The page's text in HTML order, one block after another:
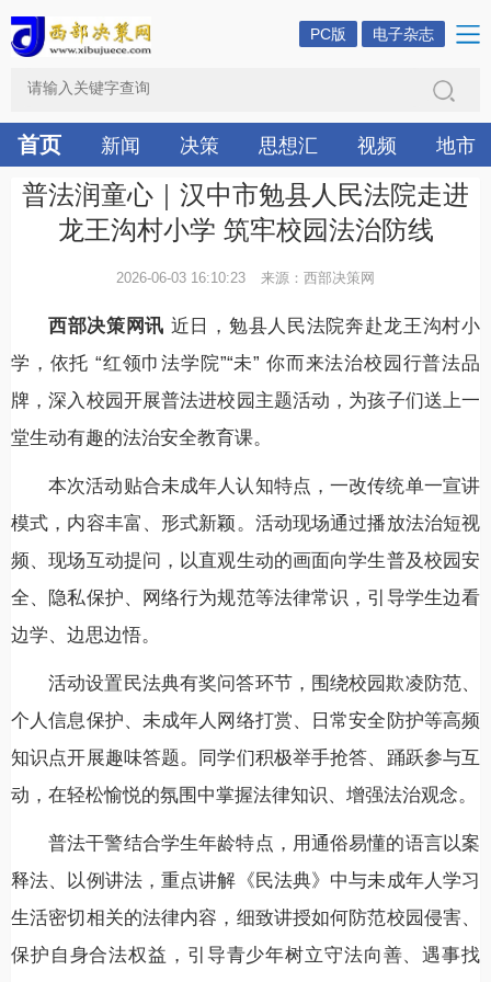
PC版 电子杂志
首页 新闻 决策 思想汇 视频 地市
普法润童心｜汉中市勉县人民法院走进
龙王沟村小学 筑牢校园法治防线
2026-06-03 16:10:23 来源：西部决策网
西部决策网讯 近日，勉县人民法院奔赴龙王沟村小
学，依托 “红领巾法学院”“未” 你而来法治校园行普法品
牌，深入校园开展普法进校园主题活动，为孩子们送上一
堂生动有趣的法治安全教育课。
本次活动贴合未成年人认知特点，一改传统单一宣讲
模式，内容丰富、形式新颖。活动现场通过播放法治短视
频、现场互动提问，以直观生动的画面向学生普及校园安
全、隐私保护、网络行为规范等法律常识，引导学生边看
边学、边思边悟。
活动设置民法典有奖问答环节，围绕校园欺凌防范、
个人信息保护、未成年人网络打赏、日常安全防护等高频
知识点开展趣味答题。同学们积极举手抢答、踊跃参与互
动，在轻松愉悦的氛围中掌握法律知识、增强法治观念。
普法干警结合学生年龄特点，用通俗易懂的语言以案
释法、以例讲法，重点讲解《民法典》中与未成年人学习
生活密切相关的法律内容，细致讲授如何防范校园侵害、
保护自身合法权益，引导青少年树立守法向善、遇事找